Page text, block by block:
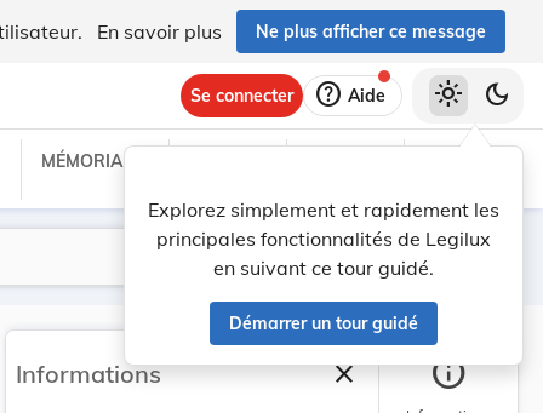
En savoir plus Ne plus afficher ce message
Se connecter help Aide
Explorez simplement et rapidement les
principales fonctionnalités de Legilux
en suivant ce tour guidé.
Démarrer un tour guidé
light_mode dark_mode
MÉMORIAL C
Lancer la recherche
Filtres
Informations closeFermer la barre
info